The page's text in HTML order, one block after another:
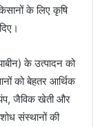
के लिए कृषि
के उत्पादन को
को बेहतर आर्थिक
पंप, जैविक खेती और
संस्थानों की